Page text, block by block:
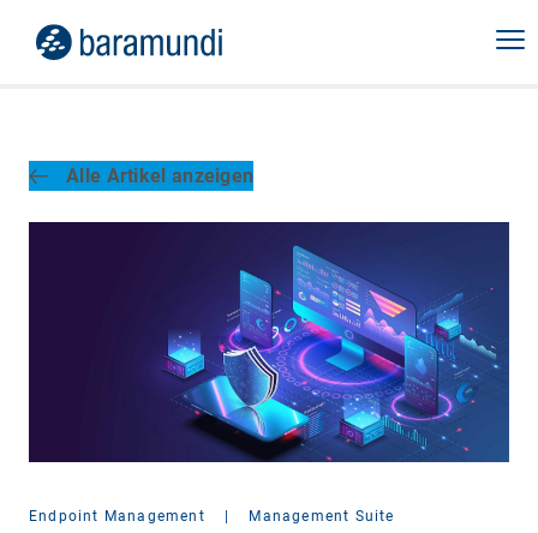
Alle Artikel anzeigen
Endpoint Management | Management Suite